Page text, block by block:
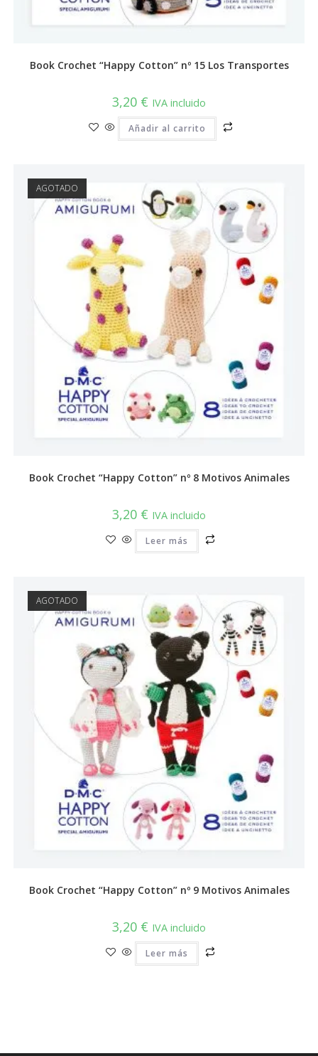
Book Crochet “Happy Cotton” nº 15 Los Transportes
3,20 € IVA incluido
Añadir al carrito
AGOTADO
Book Crochet “Happy Cotton” nº 8 Motivos Animales
3,20 € IVA incluido
Leer más
AGOTADO
Book Crochet “Happy Cotton” nº 9 Motivos Animales
3,20 € IVA incluido
Leer más